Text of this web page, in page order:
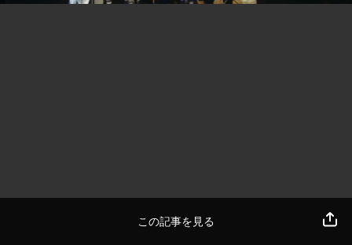
この記事を見る